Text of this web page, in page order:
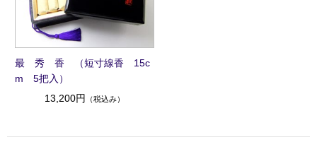
最 秀 香 （短寸線香 15c
m 5把入）
13,200円 （税込み）